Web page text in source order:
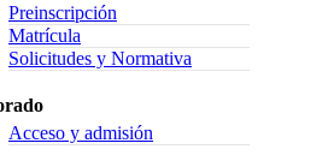
Preinscripción
Matrícula
Solicitudes y Normativa
Acceso y admisión